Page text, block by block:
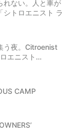
れない。人と車が
シトロエニスト ラ
う夜。Citroenist
エニスト…
CAMP